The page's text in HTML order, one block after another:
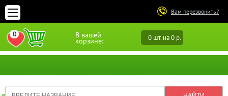
Вам перезвонить?
В вашей
корзине: 0 шт. на 0 р.
0
ПЕРЕЙТИ В ИЗБРАННОЕ